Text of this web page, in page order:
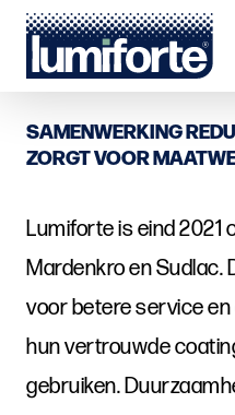
ZOEKEN
NL
ZOEKEN
SAMENWERKING
ZORGT VOOR
Lumiforte is eind 2021
Mardenkro en Sudlac.
voor betere service
hun vertrouwde
gebruiken.